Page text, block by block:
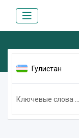
Гулистан